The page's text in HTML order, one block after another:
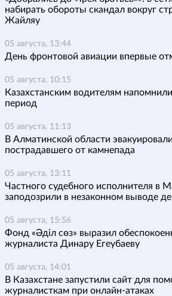
набирать обороты скандал вокруг
Жайляу
05 августа, 13:44
День фронтовой авиации впервые
05 августа, 10:15
Казахстанским водителям
период
05 августа, 11:13
В Алматинской области
пострадавшего от камнепада
05 августа, 13:11
Частного судебного исполнителя в
заподозрили в незаконном выводе
05 августа, 15:56
Фонд «Әділ сөз» выразил
журналиста Динару Егеубаеву
05 августа, 14:01
В Казахстане запустили сайт для
журналисткам при онлайн-атаках